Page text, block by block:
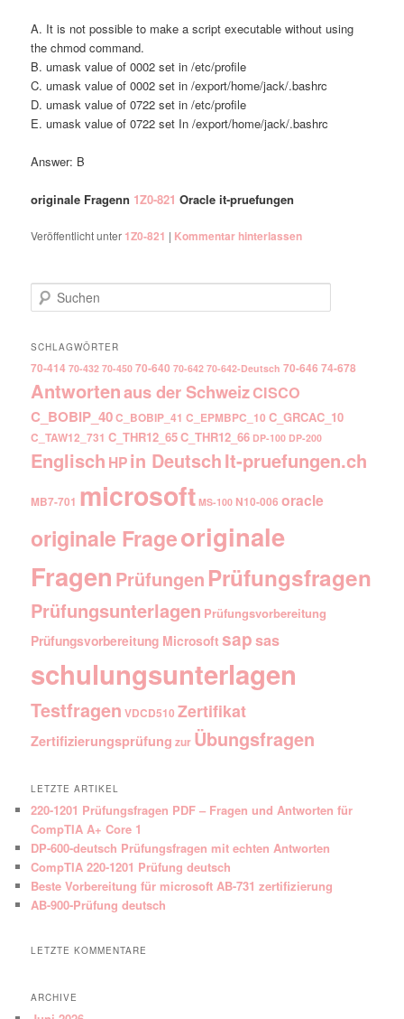
A. It is not possible to make a script executable without using
the chmod command.
B. umask value of 0002 set in /etc/profile
C. umask value of 0002 set in /export/home/jack/.bashrc
D. umask value of 0722 set in /etc/profile
E. umask value of 0722 set In /export/home/jack/.bashrc
Answer: B
originale Fragenn 1Z0-821 Oracle it-pruefungen
Veröffentlicht unter 1Z0-821 | Kommentar hinterlassen
Suchen
SCHLAGWÖRTER
70-414 70-432 70-450 70-640 70-642 70-642-Deutsch 70-646 74-678
Antwortenaus der SchweizCISCO
C_BOBIP_40C_BOBIP_41 C_EPMBPC_10 C_GRCAC_10
C_TAW12_731 C_THR12_65C_THR12_66 DP-100 DP-200
Englisch HPin DeutschIt-pruefungen.ch
MB7-701 microsoft MS-100 N10-006 oracle
originale Frageoriginale
Fragen Prüfungen Prüfungsfragen
Prüfungsunterlagen Prüfungsvorbereitung
Prüfungsvorbereitung Microsoft sapsas
schulungsunterlagen
Testfragen VDCD510 Zertifikat
Zertifizierungsprüfung zur Übungsfragen
LETZTE ARTIKEL
220-1201 Prüfungsfragen PDF – Fragen und Antworten für
CompTIA A+ Core 1
DP-600-deutsch Prüfungsfragen mit echten Antworten
CompTIA 220-1201 Prüfung deutsch
Beste Vorbereitung für microsoft AB-731 zertifizierung
AB-900-Prüfung deutsch
LETZTE KOMMENTARE
ARCHIVE